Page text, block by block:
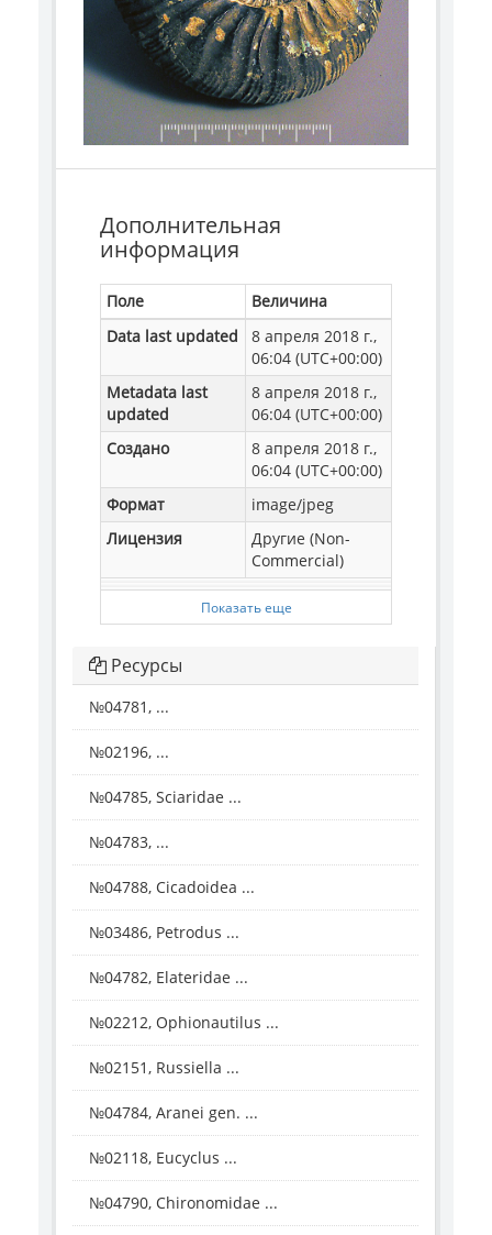
Дополнительная
информация
Поле
Величина
Data last updated
8 апреля 2018 г.,
06:04 (UTC+00:00)
Metadata last
updated
8 апреля 2018 г.,
06:04 (UTC+00:00)
Создано
8 апреля 2018 г.,
06:04 (UTC+00:00)
Формат
image/jpeg
Лицензия
Другие (Non-
Commercial)
Показать еще
Ресурсы
№04781, ...
№02196, ...
№04785, Sciaridae ...
№04783, ...
№04788, Cicadoidea ...
№03486, Petrodus ...
№04782, Elateridae ...
№02212, Ophionautilus ...
№02151, Russiella ...
№04784, Aranei gen. ...
№02118, Eucyclus ...
№04790, Chironomidae ...